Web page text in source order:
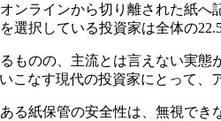
ンラインから切り離された紙へ
選択している投資家は全体の
ものの、主流とは言えない実態
こなす現代の投資家にとって、
る紙保管の安全性は、無視でき